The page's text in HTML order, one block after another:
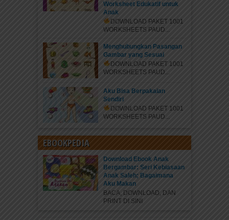
Worksheet Edukatif untuk
Anak
DOWNLOAD PAKET 1001
WORKSHEETS PAUD...
Menghubungkan Pasangan
Gambar yang Sesuai
DOWNLOAD PAKET 1001
WORKSHEETS PAUD...
Aku Bisa Berpakaian
Sendiri
DOWNLOAD PAKET 1001
WORKSHEETS PAUD...
EBOOKPEDIA
Download Ebook Anak
Bergambar: Seri Kebiasaan
Anak Saleh; Bagaimana
Aku Makan
BACA, DOWNLOAD, DAN
PRINT DI SINI